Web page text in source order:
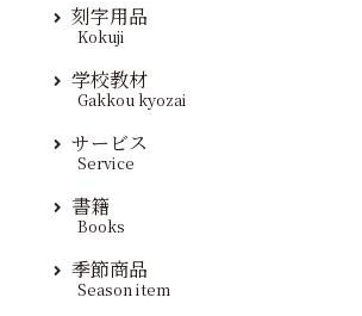
刻字用品
Kokuji
学校教材
Gakkou kyozai
サービス
Service
書籍
Books
季節商品
Season item